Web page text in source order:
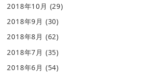
2018年10月 (29)
2018年9月 (30)
2018年8月 (62)
2018年7月 (35)
2018年6月 (54)